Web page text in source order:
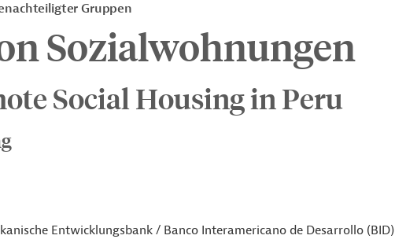
Gruppen
Sozialwohnungen
Social Housing in Peru
Entwicklungsbank / Banco Interamericano de Desarrollo (BID)